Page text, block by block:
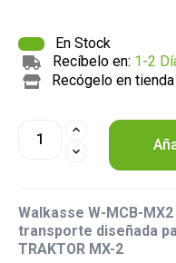
En Stock
Recíbelo en: 1-2
Recógelo en tienda
Walkasse W-MCB-
transporte diseñada
TRAKTOR MX-2